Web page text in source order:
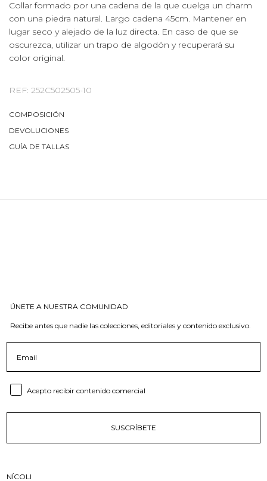
Collar formado por una cadena de la que cuelga un charm
con una piedra natural. Largo cadena 45cm. Mantener en
lugar seco y alejado de la luz directa. En caso de que se
oscurezca, utilizar un trapo de algodón y recuperará su
color original.
REF: 252C502505-10
COMPOSICIÓN
DEVOLUCIONES
GUÍA DE TALLAS
ÚNETE A NUESTRA COMUNIDAD
Recibe antes que nadie las colecciones, editoriales y contenido exclusivo.
Consent email
Acepto recibir contenido comercial
SUSCRÍBETE
NÍCOLI